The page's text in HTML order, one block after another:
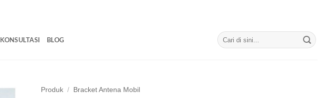
KONSULTASI BLOG
Search
for:
Produk / Bracket Antena Mobil